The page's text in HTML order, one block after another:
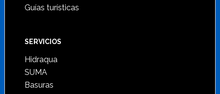
Guías turísticas
SERVICIOS
Hidraqua
SUMA
Basuras